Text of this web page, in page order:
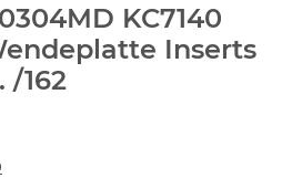
KC7140
Inserts
/162